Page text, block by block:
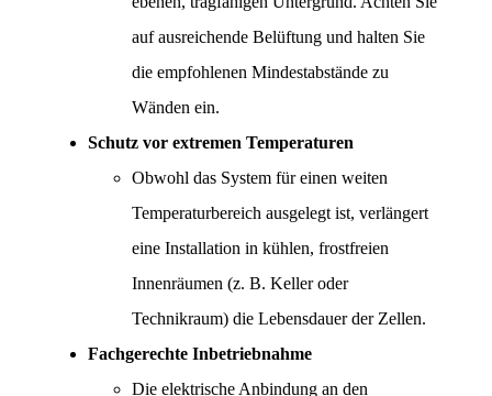
auf ausreichende Belüftung und halten Sie
die empfohlenen Mindestabstände zu
Wänden ein.
Schutz vor extremen Temperaturen
Obwohl das System für einen weiten
Temperaturbereich ausgelegt ist, verlängert
eine Installation in kühlen, frostfreien
Innenräumen (z. B. Keller oder
Technikraum) die Lebensdauer der Zellen.
Fachgerechte Inbetriebnahme
Die elektrische Anbindung an den